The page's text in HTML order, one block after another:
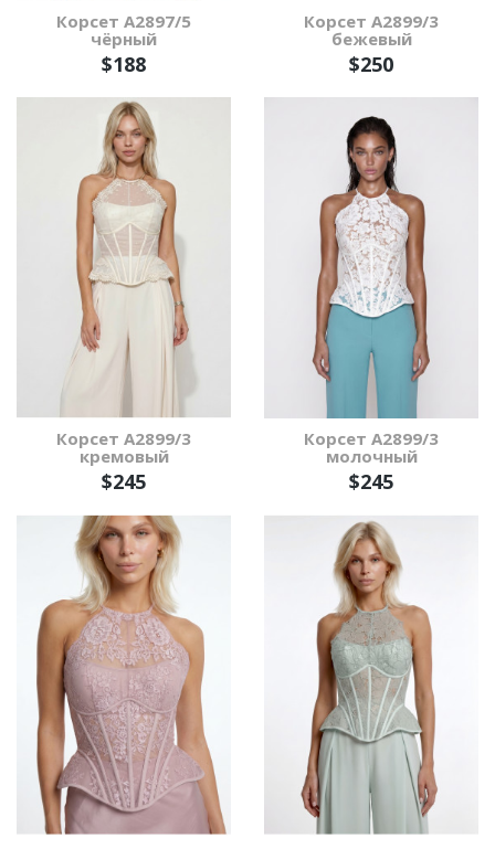
Корсет А2897/5
чёрный
$188
Корсет А2899/3
бежевый
$250
Корсет А2899/3
кремовый
$245
Корсет А2899/3
молочный
$245